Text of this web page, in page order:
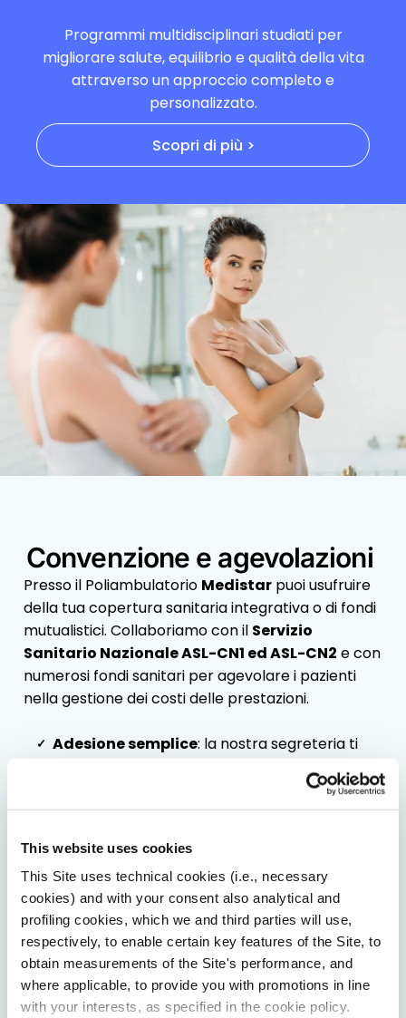
This website uses cookies
This Site uses technical cookies (i.e., necessary
cookies) and with your consent also analytical and
profiling cookies, which we and third parties will use,
respectively, to enable certain key features of the Site, to
obtain measurements of the Site's performance, and
where applicable, to provide you with promotions in line
with your interests, as specified in the cookie policy.
Programmi multidisciplinari studiati per
migliorare salute, equilibrio e qualità della vita
attraverso un approccio completo e
personalizzato.
Scopri di più >
Convenzione e agevolazioni
Presso il Poliambulatorio Medistar puoi usufruire
della tua copertura sanitaria integrativa o di fondi
mutualistici. Collaboriamo con il Servizio
Sanitario Nazionale ASL-CN1 ed ASL-CN2 e con
numerosi fondi sanitari per agevolare i pazienti
nella gestione dei costi delle prestazioni.
Adesione semplice: la nostra segreteria ti
assiste nella verifica della tua convenzione.
: informazioni chiare
su prestazioni incluse e modalità di rimborso.
passo nella procedura, così puoi concentrarti
solo sulla tua salute.